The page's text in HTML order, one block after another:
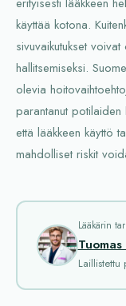
käyttää kotona.
sivuvaikutukset
hallitsemiseksi.
olevia
parantanut potilaiden
että lääkkeen käyttö
mahdolliset riskit
Lääkärin
Laillistettu